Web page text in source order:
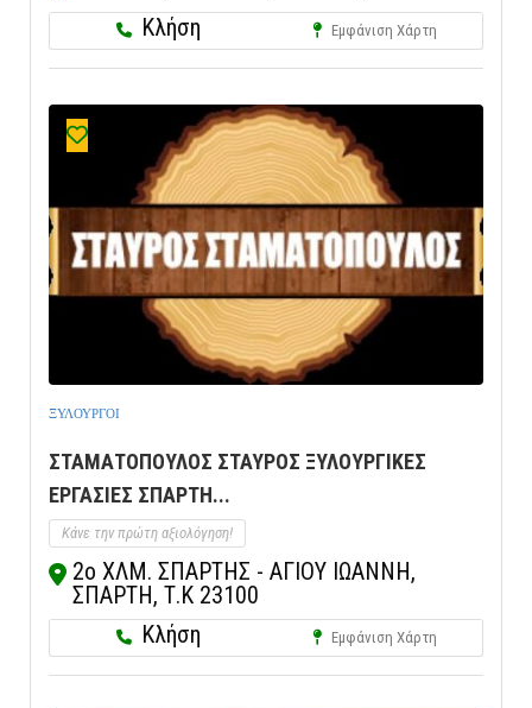
Κλήση
Εμφάνιση Χάρτη
ΞΥΛΟΥΡΓΟΙ
ΣΤΑΜΑΤΟΠΟΥΛΟΣ ΣΤΑΥΡΟΣ ΞΥΛΟΥΡΓΙΚΕΣ
ΕΡΓΑΣΙΕΣ ΣΠΑΡΤΗ...
Κάνε την πρώτη αξιολόγηση!
2ο ΧΛΜ. ΣΠΑΡΤΗΣ - ΑΓΙΟΥ ΙΩΑΝΝΗ,
ΣΠΑΡΤΗ, Τ.Κ 23100
Κλήση
Εμφάνιση Χάρτη